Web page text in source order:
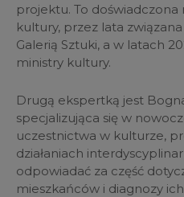
projektu. To
kultury, przez lata
Galerią Sztuki, a w latach
ministry kultury.
Drugą ekspertką jest
specjalizująca się w
uczestnictwa w kulturze,
działaniach
odpowiadać za część
mieszkańców i diagnozy